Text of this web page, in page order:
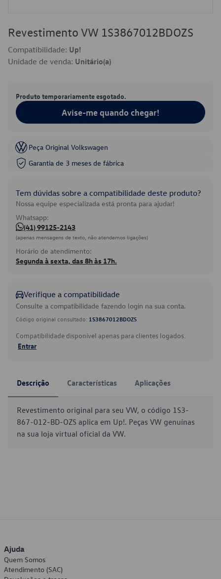
Revestimento VW 1S3867012BDOZS
Compatibilidade: Up!
Unidade de venda: Unitário(a)
Produto temporariamente esgotado.
Avise-me quando chegar!
Peça Original Volkswagen
Garantia de 3 meses de fábrica
Tem dúvidas sobre a compatibilidade deste produto?
Nossa equipe especializada está pronta para ajudar!
Whatsapp:
(41) 99125-2143
(apenas mensagens de texto, não atendemos ligações)
Horário de atendimento:
Segunda à sexta, das 8h às 17h.
Verifique a compatibilidade
Consulte a compatibilidade fazendo login na sua conta.
Código original consultado: 1S3867012BDOZS
Compatibilidade disponível apenas para clientes logados.
Entrar
Descrição Características Aplicações
Revestimento original para seu VW, o código 1S3-
867-012-BD-OZS aplica em Up!. Peças VW genuínas
na sua loja virtual oficial da VW.
Ajuda
Quem Somos
Atendimento (SAC)